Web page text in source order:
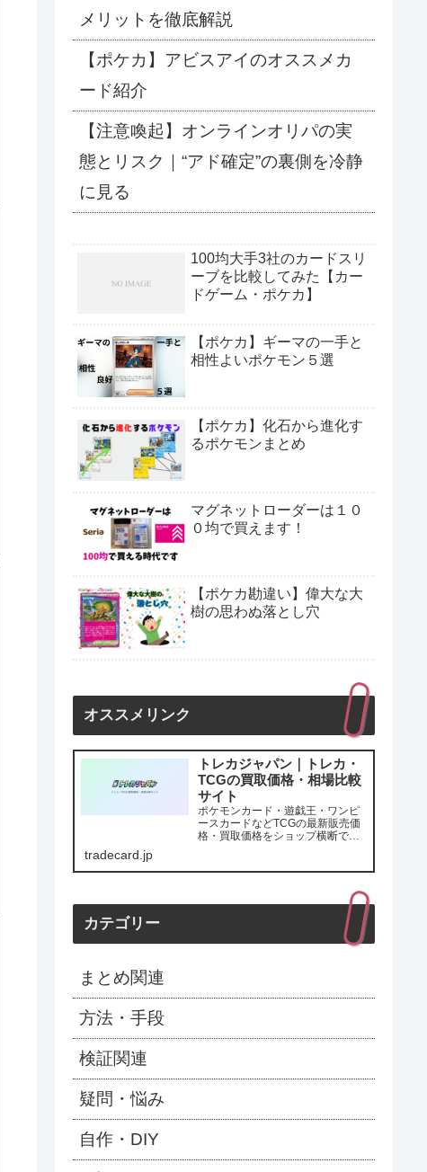
メリットを徹底解説
【ポケカ】アビスアイのオススメカ
ード紹介
【注意喚起】オンラインオリパの実
態とリスク｜“アド確定”の裏側を冷静
に見る
100均大手3社のカードスリ
ーブを比較してみた【カー
ドゲーム・ポケカ】
【ポケカ】ギーマの一手と
相性よいポケモン５選
【ポケカ】化石から進化す
るポケモンまとめ
マグネットローダーは１０
０均で買えます！
【ポケカ勘違い】偉大な大
樹の思わぬ落とし穴
オススメリンク
トレカジャパン｜トレカ・
TCGの買取価格・相場比較
サイト
ポケモンカード・遊戯王・ワンピ
ースカードなどTCGの最新販売価
格・買取価格をショップ横断で比
わかります。
tradecard.jp
カテゴリー
まとめ関連
方法・手段
検証関連
疑問・悩み
自作・DIY